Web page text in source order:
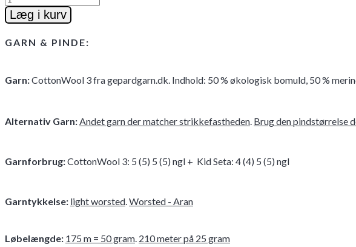
med
bådudskæring
Læg i kurv
GARN & PINDE:
Garn:CottonWool 3 fra gepardgarn.dk. Indhold: 50 % økologisk bomuld, 50 %
Alternativ Garn: Andet garn der matcher strikkefastheden Brug den pindstørrelse
Garnforbrug:CottonWool 3: 5 (5) 5 (5) ngl + Kid Seta: 4 (4) 5 (5) ngl
Garntykkelse: light worsted Worsted - Aran
Løbelængde: 175 m = 50 gram 210 meter på 25 gram